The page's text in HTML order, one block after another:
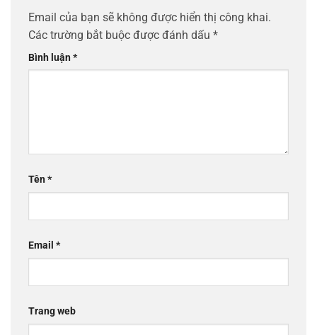
Email của bạn sẽ không được hiển thị công khai.
Các trường bắt buộc được đánh dấu *
Bình luận*
Tên*
Email *
Trang web